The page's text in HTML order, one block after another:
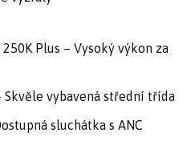
Plus – Vysoký výkon za
Skvěle vybavená střední třída
sluchátka s ANC